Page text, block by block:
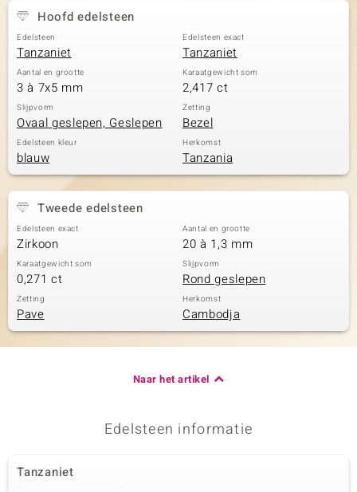
Hoofd edelsteen
Edelsteen
Tanzaniet
Edelsteen exact
Tanzaniet
Aantal en grootte
3 à 7x5 mm
Karaatgewicht som
2,417 ct
Slijpvorm
Ovaal geslepen, Geslepen
Zetting
Bezel
Edelsteen kleur
blauw
Herkomst
Tanzania
Tweede edelsteen
Edelsteen exact
Zirkoon
Aantal en grootte
20 à 1,3 mm
Karaatgewicht som
0,271 ct
Slijpvorm
Rond geslepen
Zetting
Pave
Herkomst
Cambodja
Naar het artikel
Edelsteen informatie
Tanzaniet